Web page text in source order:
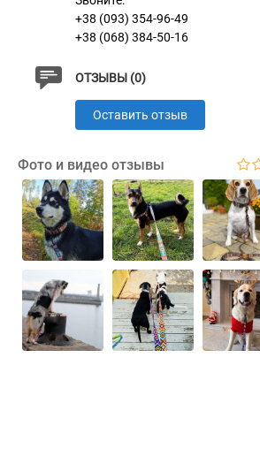
+38 (093) 354-96-49
+38 (068) 384-50-16
ОТЗЫВЫ (0)
Оставить отзыв
Фото и видео отзывы